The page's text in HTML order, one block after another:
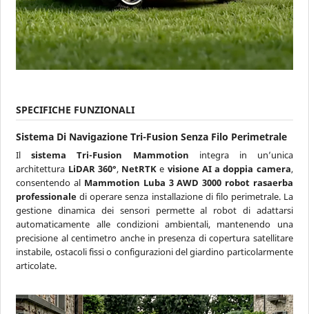
SPECIFICHE FUNZIONALI
Sistema Di Navigazione Tri-Fusion Senza Filo Perimetrale
Ilsistema Tri-Fusion Mammotion integra in un’unica
architettura LiDAR 360°, NetRTK e visione AI a doppia camera,
consentendo al Mammotion Luba 3 AWD 3000 robot rasaerba
professionale di operare senza installazione di filo perimetrale. La
gestione dinamica dei sensori permette al robot di adattarsi
automaticamente alle condizioni ambientali, mantenendo una
precisione al centimetro anche in presenza di copertura satellitare
instabile, ostacoli fissi o configurazioni del giardino particolarmente
articolate.